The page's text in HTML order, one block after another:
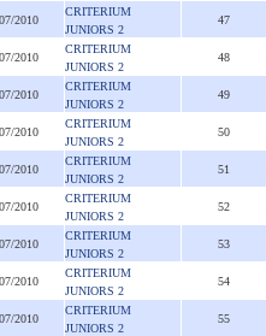
2010
CRITERIUM
JUNIORS 2
47
2010
CRITERIUM
JUNIORS 2
48
2010
CRITERIUM
JUNIORS 2
49
2010
CRITERIUM
JUNIORS 2
50
2010
CRITERIUM
JUNIORS 2
51
2010
CRITERIUM
JUNIORS 2
52
2010
CRITERIUM
JUNIORS 2
53
2010
CRITERIUM
JUNIORS 2
54
2010
CRITERIUM
JUNIORS 2
55